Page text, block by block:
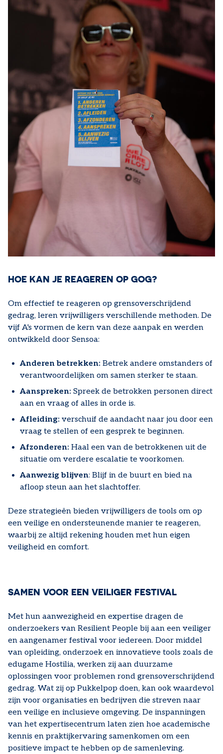
HOE KAN JE REAGEREN OP GOG?
Om effectief te reageren op grensoverschrijdend
gedrag, leren vrijwilligers verschillende methoden. De
vijf A's vormen de kern van deze aanpak en werden
ontwikkeld door Sensoa:
Anderen betrekken: Betrek andere omstanders of
verantwoordelijken om samen sterker te staan.
Aanspreken: Spreek de betrokken personen direct
aan en vraag of alles in orde is.
Afleiding: verschuif de aandacht naar jou door een
vraag te stellen of een gesprek te beginnen.
Afzonderen: Haal een van de betrokkenen uit de
situatie om verdere escalatie te voorkomen.
Aanwezig blijven: Blijf in de buurt en bied na
afloop steun aan het slachtoffer.
Deze strategieën bieden vrijwilligers de tools om op
een veilige en ondersteunende manier te reageren,
waarbij ze altijd rekening houden met hun eigen
veiligheid en comfort.
SAMEN VOOR EEN VEILIGER FESTIVAL
Met hun aanwezigheid en expertise dragen de
onderzoekers van Resilient People bij aan een veiliger
en aangenamer festival voor iedereen. Door middel
van opleiding, onderzoek en innovatieve tools zoals de
edugame Hostilia, werken zij aan duurzame
oplossingen voor problemen rond grensoverschrijdend
gedrag. Wat zij op Pukkelpop doen, kan ook waardevol
zijn voor organisaties en bedrijven die streven naar
een veilige en inclusieve omgeving. De inspanningen
van het expertisecentrum laten zien hoe academische
kennis en praktijkervaring samenkomen om een
positieve impact te hebben op de samenleving.